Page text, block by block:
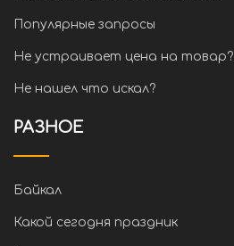
Популярные запросы
Не устраивает цена на товар?
Не нашел что искал?
РАЗНОЕ
Байкал
Какой сегодня праздник